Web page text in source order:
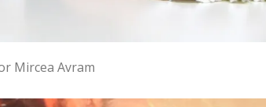
Mircea Avram